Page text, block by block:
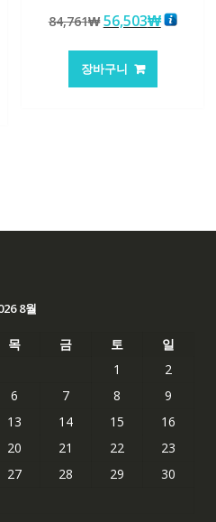
4.50
로 평가됨
84,761₩ 원
가
격:
56,503₩현
장바구니
8월
목 금 토
일
1
2
6 7 8
9
13 14 15
16
20 21 22
23
27 28 29
30